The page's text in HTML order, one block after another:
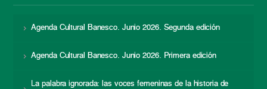
Agenda Cultural Banesco. Junio 2026. Segunda edición
Agenda Cultural Banesco. Junio 2026. Primera edición
La palabra ignorada: las voces femeninas de la historia de